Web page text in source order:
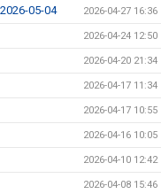
05-04 2026-04-27 16:36
2026-04-24 12:50
2026-04-20 21:34
2026-04-17 11:34
2026-04-17 10:55
2026-04-16 10:05
2026-04-10 12:42
2026-04-08 15:46